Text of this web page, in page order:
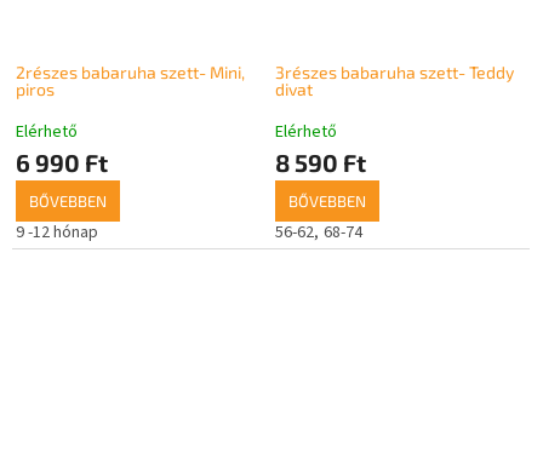
2részes babaruha szett- Mini,
piros
Elérhető
6 990 Ft
BŐVEBBEN
9 -12 hónap
3részes babaruha szett- Teddy
divat
Elérhető
8 590 Ft
BŐVEBBEN
56-62 68-74